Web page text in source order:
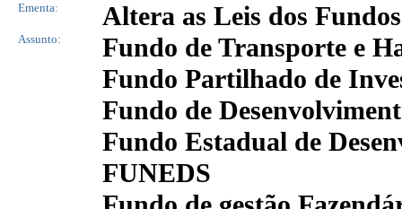
Ementa: Altera as Leis dos
Assunto:
Fundo de Transporte e
Fundo Partilhado de
Fundo de
Fundo Estadual de
FUNEDS